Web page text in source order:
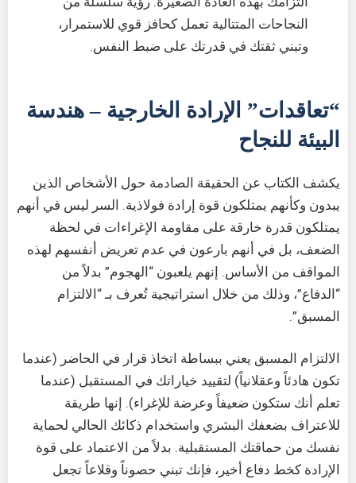
النجاحات المتتالية تعمل كحافز قوي للاستمرار،
وتبني ثقتك في قدرتك على ضبط النفس.
“تعاقدات” الإرادة الخارجية – هندسة
البيئة للنجاح
يكشف الكتاب عن الحقيقة الصادمة حول الأشخاص الذين
يبدون وكأنهم يمتلكون قوة إرادة فولاذية. السر ليس في أنهم
يمتلكون قدرة خارقة على مقاومة الإغراءات في لحظة
الضعف، بل في أنهم بارعون في عدم تعريض أنفسهم لهذه
المواقف من الأساس. إنهم يلعبون “الهجوم” بدلاً من
“الدفاع”، وذلك من خلال استراتيجية تُعرف بـ “الالتزام
المسبق”.
الالتزام المسبق يعني ببساطة اتخاذ قرار في الحاضر (عندما
تكون هادئاً وعقلانياً) لتقييد خياراتك في المستقبل (عندما
تعلم أنك ستكون ضعيفاً وعرضة للإغراء). إنها طريقة
للاعتراف بضعفك البشري واستخدام ذكائك الحالي لحماية
نفسك من حماقتك المستقبلية. بدلاً من الاعتماد على قوة
الإرادة كخط دفاع أخير، فإنك تبني حصوناً وقلاعاً تجعل